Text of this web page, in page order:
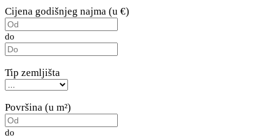
Cijena godišnjeg najma (u €)
do
Tip zemljišta
Površina (u m²)
do